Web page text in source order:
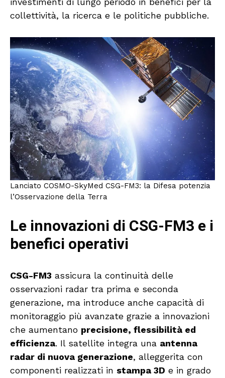
collettività, la ricerca e le politiche pubbliche.
Lanciato COSMO-SkyMed CSG-FM3: la Difesa potenzia
l’Osservazione della Terra
Le innovazioni di CSG-FM3 e i
benefici operativi
CSG-FM3 assicura la continuità delle
osservazioni radar tra prima e seconda
generazione, ma introduce anche capacità di
monitoraggio più avanzate grazie a innovazioni
che aumentano precisione, flessibilità ed
efficienza. Il satellite integra una antenna
radar di nuova generazione, alleggerita con
componenti realizzati in stampa 3D e in grado